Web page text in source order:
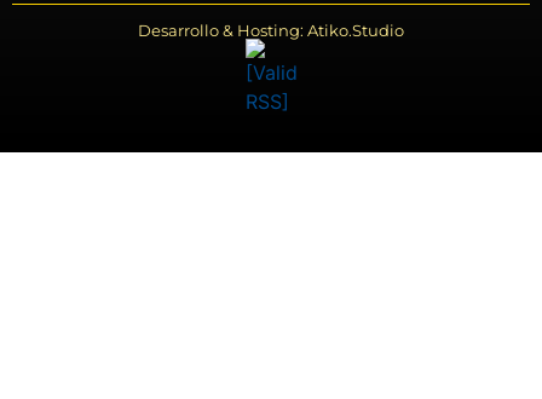
Desarrollo & Hosting: Atiko.Studio